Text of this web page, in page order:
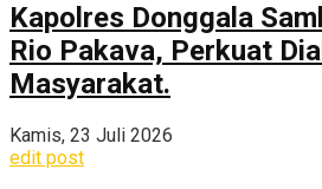
Kapolres Donggala
Rio Pakava, Perkuat
Masyarakat.
Kamis, 23 Juli 2026
edit post